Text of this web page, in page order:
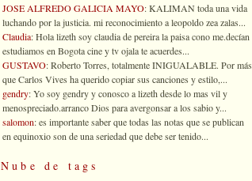
JOSE ALFREDO GALICIA MAYO: KALIMAN toda una vida
luchando por la justicia. mi reconocimiento a leopoldo zea zalas...
Claudia: Hola lizeth soy claudia de pereira la paisa cono me.decían
estudiamos en Bogota cine y tv ojala te acuerdes...
GUSTAVO: Roberto Torres, totalmente INIGUALABLE. Por más
que Carlos Vives ha querido copiar sus canciones y estilo,...
gendry: Yo soy gendry y conosco a lizeth desde lo mas vil y
menospreciado.arranco Dios para avergonsar a los sabio y...
salomon: es importante saber que todas las notas que se publican
en equinoxio son de una seriedad que debe ser tenido...
Nube de tags